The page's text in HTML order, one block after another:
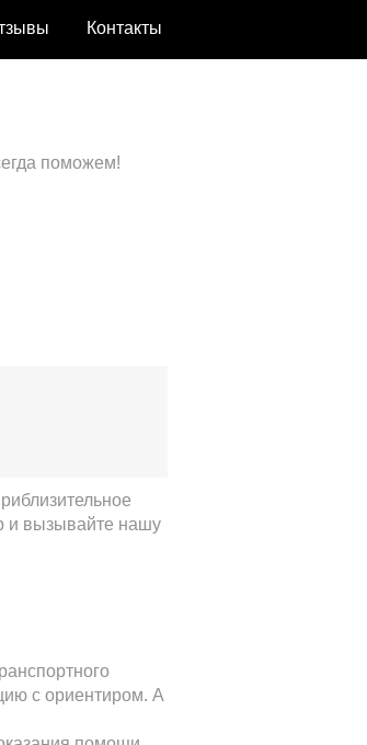
Контакты
поможем!
и вызывайте нашу
с ориентиром. А